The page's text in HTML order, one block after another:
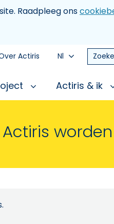
Raadpleeg ons
Actiris Nl
Actiris & ik